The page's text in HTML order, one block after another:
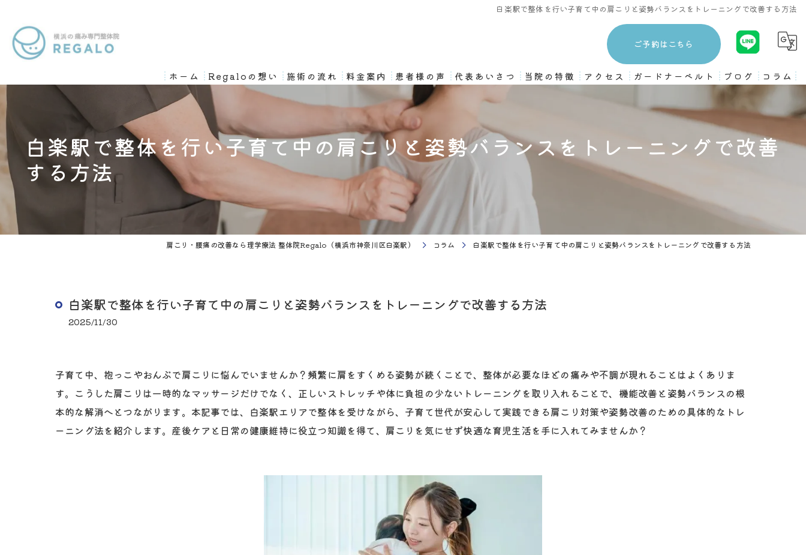
白楽駅で整体を行い子育て中の肩こりと姿勢バランスをトレーニングで改善する方法
ご予約はこちら
ホーム Regaloの想い 施術の流れ 料金案内 患者様の声 代表あいさつ 当院の特徴
ストレッチ
ピラティス
トレーニング
アクセス ガードナーベルト ブログ コラム
白楽駅で整体を行い子育て中の肩こりと姿勢バランスをトレーニングで改善
する方法
肩こり・腰痛の改善なら理学療法 整体院Regalo（横浜市神奈川区白楽駅） コラム 白楽駅で整体を行い子育て中の肩こりと姿勢バランスをトレーニングで改善する方法
白楽駅で整体を行い子育て中の肩こりと姿勢バランスをトレーニングで改善する方法
2025/11/30
子育て中、抱っこやおんぶで肩こりに悩んでいませんか？頻繁に肩をすくめる姿勢が続くことで、整体が必要なほどの痛みや不調が現れることはよくありま
す。こうした肩こりは一時的なマッサージだけでなく、正しいストレッチや体に負担の少ないトレーニングを取り入れることで、機能改善と姿勢バランスの根
本的な解消へとつながります。本記事では、白楽駅エリアで整体を受けながら、子育て世代が安心して実践できる肩こり対策や姿勢改善のための具体的なトレ
ーニング法を紹介します。産後ケアと日常の健康維持に役立つ知識を得て、肩こりを気にせず快適な育児生活を手に入れてみませんか？